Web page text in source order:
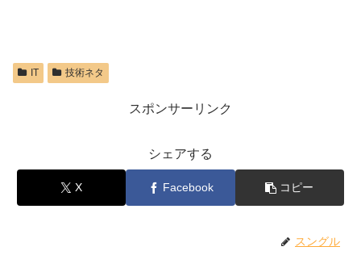
IT 技術ネタ
スポンサーリンク
シェアする
X Facebook コピー
スングル